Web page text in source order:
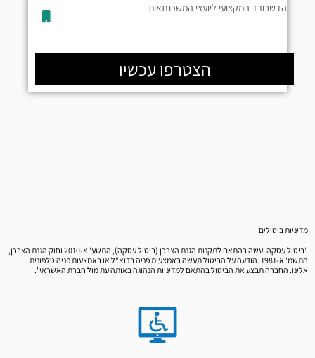
הדשבורד המקצועי ליועצי המשכנתאות
הצטרפו עכשיו
מדיניות ביטולים
"ביטול עסקה יעשה בהתאם לתקנות הגנת הצרכן (ביטול עסקה), התשע"א-2010 וחוק הגנת הצרכן,
התשמ"א-1981. הודעה על הביטול תעשה באמצעות פניה בדוא"ל או באמצעות פניה טלפונית
אלינו. החברה תבצע את הביטול בהתאם למדיניות הנהוגה באותה עת מול חברת האשראי".